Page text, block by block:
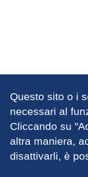
Questo sito o i
necessari al
Cliccando su
altra maniera,
disattivarli, è